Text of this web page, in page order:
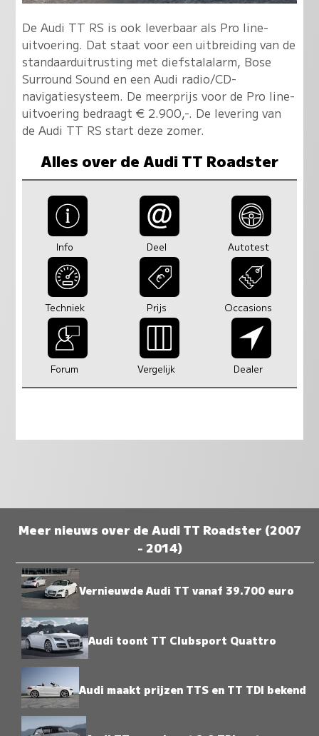
De Audi TT RS is ook leverbaar als Pro line-
uitvoering. Dat staat voor een uitbreiding van de
standaarduitrusting met diefstalalarm, Bose
Surround Sound en een Audi radio/CD-
navigatiesysteem. De meerprijs voor de Pro line-
uitvoering bedraagt € 2.900,-. De levering van
de Audi TT RS start deze zomer.
Alles over de Audi TT Roadster
Info Deel Autotest
Techniek Prijs Occasions
Forum Vergelijk Dealer
Meer nieuws over de Audi TT Roadster (2007
- 2014)
Vernieuwde Audi TT vanaf 39.700 euro
Audi toont TT Clubsport Quattro
Audi maakt prijzen TTS en TT TDI bekend